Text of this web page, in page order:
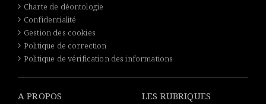
Charte de déontologie
Confidentialité
Gestion des cookies
Politique de correction
Politique de vérification des informations
A PROPOS LES RUBRIQUES